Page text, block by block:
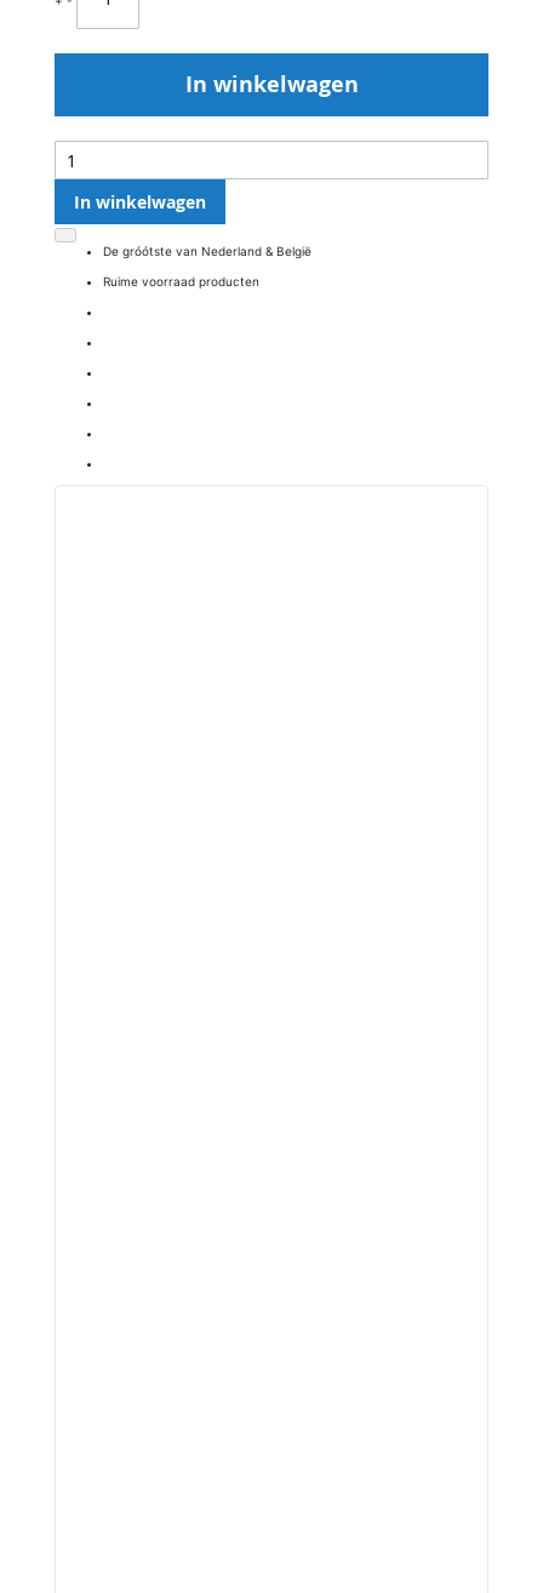
In winkelwagen
In winkelwagen
De gróótste van Nederland & België
Ruime voorraad producten